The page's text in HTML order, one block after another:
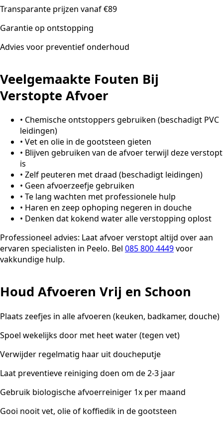
Transparante prijzen vanaf €89
Garantie op ontstopping
Advies voor preventief onderhoud
Veelgemaakte Fouten Bij
Verstopte Afvoer
• Chemische ontstoppers gebruiken (beschadigt PVC
leidingen)
• Vet en olie in de gootsteen gieten
• Blijven gebruiken van de afvoer terwijl deze verstopt
is
• Zelf peuteren met draad (beschadigt leidingen)
• Geen afvoerzeefje gebruiken
• Te lang wachten met professionele hulp
• Haren en zeep ophoping negeren in douche
• Denken dat kokend water alle verstopping oplost
Professioneel advies: Laat afvoer verstopt altijd over aan
ervaren specialisten in Peelo. Bel 085 800 4449voor
vakkundige hulp.
Houd Afvoeren Vrij en Schoon
Plaats zeefjes in alle afvoeren (keuken, badkamer, douche)
Spoel wekelijks door met heet water (tegen vet)
Verwijder regelmatig haar uit doucheputje
Laat preventieve reiniging doen om de 2-3 jaar
Gebruik biologische afvoerreiniger 1x per maand
Gooi nooit vet, olie of koffiedik in de gootsteen